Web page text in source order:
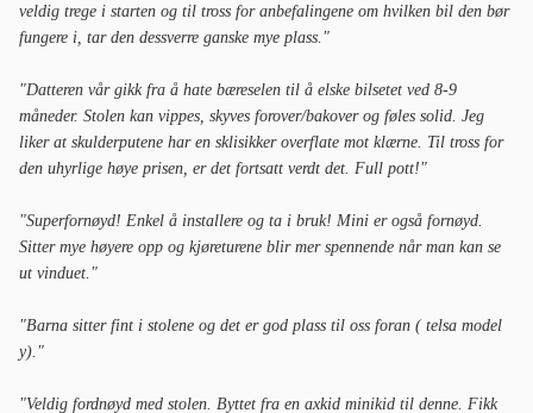
veldig trege i starten og til tross for anbefalingene om hvilken bil den bør
fungere i, tar den dessverre ganske mye plass."
"Datteren vår gikk fra å hate bæreselen til å elske bilsetet ved 8-9
måneder. Stolen kan vippes, skyves forover/bakover og føles solid. Jeg
liker at skulderputene har en sklisikker overflate mot klærne. Til tross for
den uhyrlige høye prisen, er det fortsatt verdt det. Full pott!"
"Superfornøyd! Enkel å installere og ta i bruk! Mini er også fornøyd.
Sitter mye høyere opp og kjøreturene blir mer spennende når man kan se
ut vinduet."
"Barna sitter fint i stolene og det er god plass til oss foran ( telsa model
y)."
"Veldig fordnøyd med stolen. Byttet fra en axkid minikid til denne. Fikk